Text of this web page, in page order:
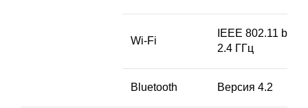
Wi-Fi
IEEE 802.11 b/g/n
2.4 ГГц
Bluetooth Версия 4.2